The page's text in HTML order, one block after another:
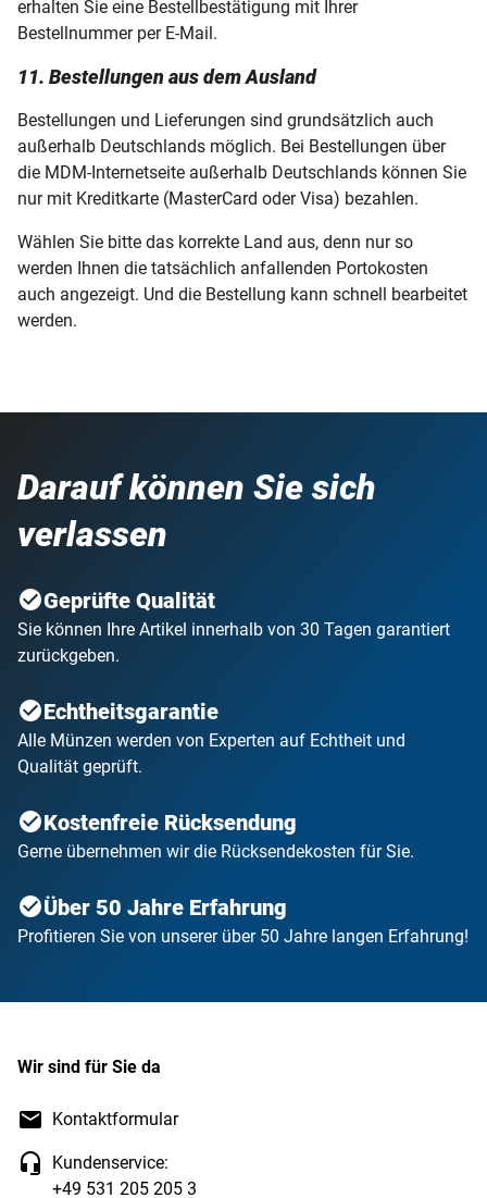
erhalten Sie eine Bestellbestätigung mit Ihrer
Bestellnummer per E-Mail.
11. Bestellungen aus dem Ausland
Bestellungen und Lieferungen sind grundsätzlich auch
außerhalb Deutschlands möglich. Bei Bestellungen über
die MDM-Internetseite außerhalb Deutschlands können Sie
nur mit Kreditkarte (MasterCard oder Visa) bezahlen.
Wählen Sie bitte das korrekte Land aus, denn nur so
werden Ihnen die tatsächlich anfallenden Portokosten
auch angezeigt. Und die Bestellung kann schnell bearbeitet
werden.
Darauf können Sie sich
verlassen
Geprüfte Qualität
Sie können Ihre Artikel innerhalb von 30 Tagen garantiert
zurückgeben.
Echtheitsgarantie
Alle Münzen werden von Experten auf Echtheit und
Qualität geprüft.
Kostenfreie Rücksendung
Gerne übernehmen wir die Rücksendekosten für Sie.
Über 50 Jahre Erfahrung
Profitieren Sie von unserer über 50 Jahre langen Erfahrung!
Wir sind für Sie da
Kontaktformular
Kundenservice:
+49 531 205 205 3